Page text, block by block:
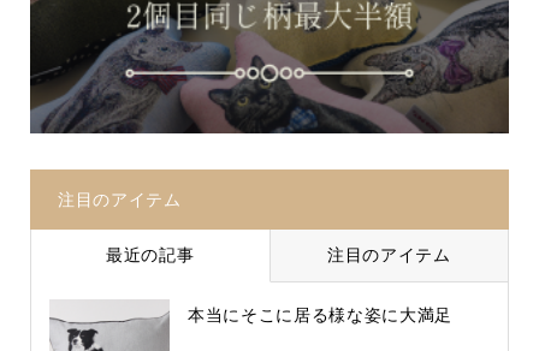
注目のアイテム
最近の記事 注目のアイテム
本当にそこに居る様な姿に大満足